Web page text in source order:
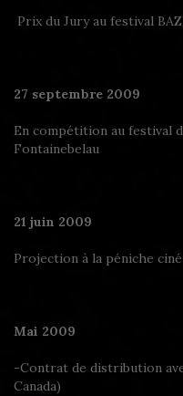
Prix du Jury au festival
27 septembre 2009
En compétition au festival
Fontainebelau
21 juin 2009
Projection à la péniche
Mai 2009
-Contrat de distribution
Canada)